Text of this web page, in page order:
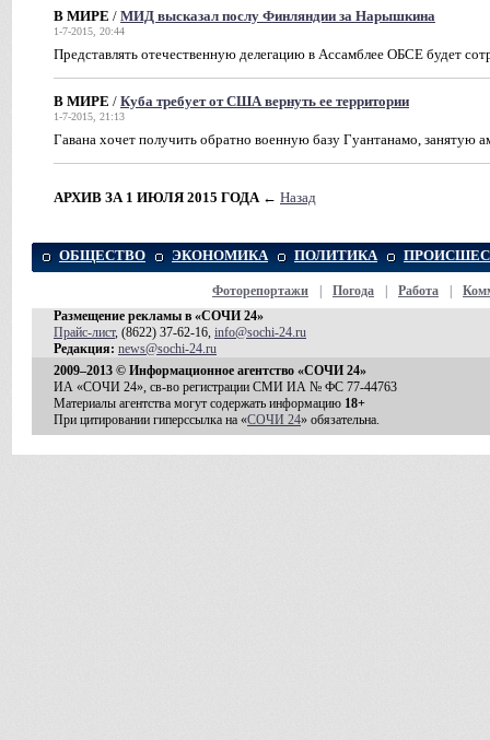
В МИРЕ / МИД высказал послу Финляндии за Нарышкина
1-7-2015, 20:44
Представлять отечественную делегацию в Ассамблее ОБСЕ будет
В МИРЕ / Куба требует от США вернуть ее территории
1-7-2015, 21:13
Гавана хочет получить обратно военную базу Гуантанамо, занятую
АРХИВ ЗА 1 ИЮЛЯ 2015 ГОДА ← Назад
ОБЩЕСТВО ЭКОНОМИКА ПОЛИТИКА
Фоторепортажи Погода Работа
Размещение рекламы в «СОЧИ 24»
Прайс-лист, (8622) 37-62-16, info@sochi-24.ru
Редакция: news@sochi-24.ru
2009–2013 © Информационное агентство «СОЧИ 24»
ИА «СОЧИ 24», св-во регистрации СМИ ИА № ФС 77-44763
Материалы агентства могут содержать информацию 18+
При цитировании гиперссылка на «СОЧИ 24» обязательна.